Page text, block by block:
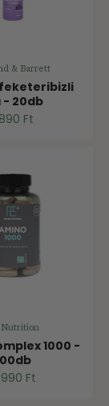
& Barrett
- 20db
Ft
Nutrition
1000 -
Ft